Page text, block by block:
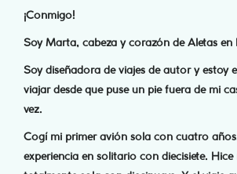
¡Conmigo!
Soy Marta, cabeza y corazón de Aletas en
Soy diseñadora de viajes de autor y estoy
viajar desde que puse un pie fuera de mi
vez.
Cogí mi primer avión sola con cuatro
experiencia en solitario con diecisiete. Hice